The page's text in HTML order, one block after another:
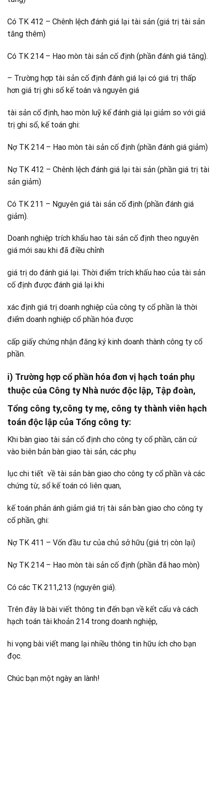
Có TK 412 – Chênh lệch đánh giá lại tài sản (giá trị tài sản
tăng thêm)
Có TK 214 – Hao mòn tài sản cố định (phần đánh giá tăng).
– Trường hợp tài sản cố định đánh giá lại có giá trị thấp
hơn giá trị ghi sổ kế toán và nguyên giá
tài sản cố định, hao mòn luỹ kế đánh giá lại giảm so với giá
trị ghi sổ, kế toán ghi:
Nợ TK 214 – Hao mòn tài sản cố định (phần đánh giá giảm)
Nợ TK 412 – Chênh lệch đánh giá lại tài sản (phần giá trị tài
sản giảm)
Có TK 211 – Nguyên giá tài sản cố định (phần đánh giá
giảm).
Doanh nghiệp trích khấu hao tài sản cố định theo nguyên
giá mới sau khi đã điều chỉnh
giá trị do đánh giá lại. Thời điểm trích khấu hao của tài sản
cố định được đánh giá lại khi
xác định giá trị doanh nghiệp của công ty cổ phần là thời
điểm doanh nghiệp cổ phần hóa được
cấp giấy chứng nhận đăng ký kinh doanh thành công ty cổ
phần.
i) Trường hợp cổ phần hóa đơn vị hạch toán phụ
thuộc của Công ty Nhà nước độc lập, Tập đoàn,
Tổng công ty,công ty mẹ, công ty thành viên hạch
toán độc lập của Tổng công ty:
Khi bàn giao tài sản cố định cho công ty cổ phần, căn cứ
vào biên bản bàn giao tài sản, các phụ
lục chi tiết về tài sản bàn giao cho công ty cổ phần và các
chứng từ, sổ kế toán có liên quan,
kế toán phản ánh giảm giá trị tài sản bàn giao cho công ty
cổ phần, ghi:
Nợ TK 411 – Vốn đầu tư của chủ sở hữu (giá trị còn lại)
Nợ TK 214 – Hao mòn tài sản cố định (phần đã hao mòn)
Có các TK 211,213 (nguyên giá).
Trên đây là bài viết thông tin đến bạn về kết cấu và cách
hạch toán tài khoản 214 trong doanh nghiệp,
hi vọng bài viết mang lại nhiều thông tin hữu ích cho bạn
đọc.
Chúc bạn một ngày an lành!